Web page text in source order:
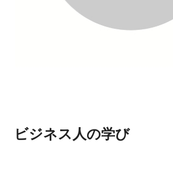
ビジネス人の学び